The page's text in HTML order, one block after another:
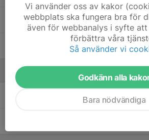
Dolt namn , Tre Kronors
Saga Larsson
Ledare
Jesper LindgrenTränare
Vi använder oss av kakor
webbplats ska fungera bra för
även för webbanalys i syfte
förbättra våra
Så använder vi
Godkänn alla
Bara nödvändiga